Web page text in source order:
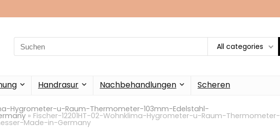
Search
for:
All categories
Handrasur Nachbehandlungen Scheren
Hygrometer-u-Raum-Thermometer-103mm-Edelstahl-
» Fischer-12201HT-02-Wohnklima-Hygrometer-u-Raum-Thermometer-
Made-in-Germany